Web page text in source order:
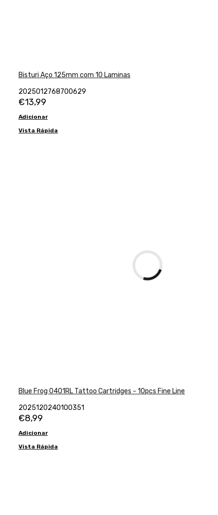
Bisturi Aço 125mm com 10 Laminas
2025012768700629
€13,99
Adicionar
Vista Rápida
Blue Frog 0401RL Tattoo Cartridges - 10pcs Fine Line
2025120240100351
€8,99
Adicionar
Vista Rápida